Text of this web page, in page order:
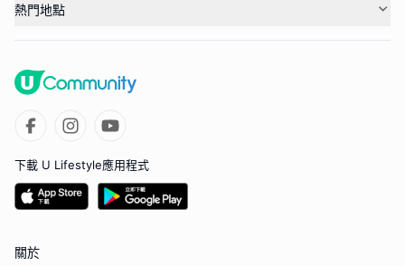
熱門地點
下載 U Lifestyle應用程式
關於